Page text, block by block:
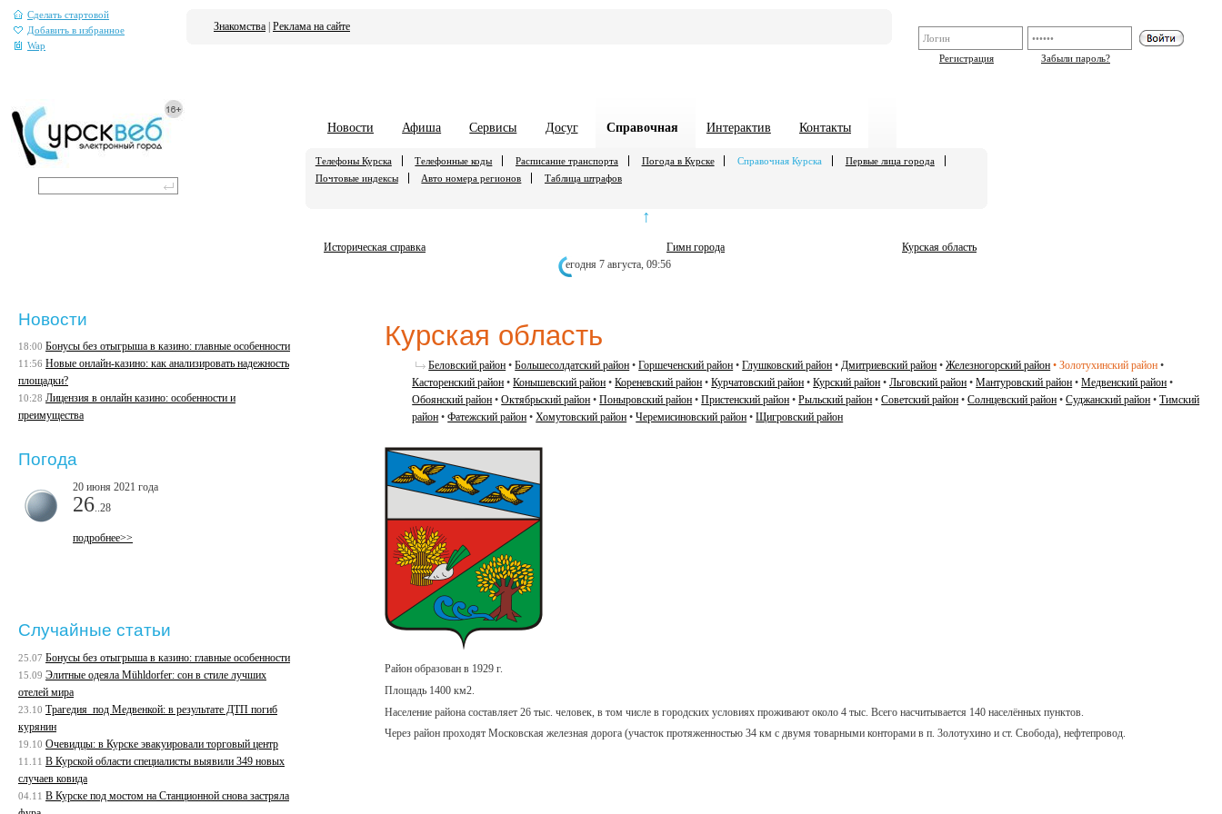
Сделать стартовой
Добавить в избранное
Wap
Регистрация
Забыли пароль?
Знакомства Реклама на сайте
Новости Афиша Сервисы Досуг Справочная Интерактив Контакты
Телефоны Курска Телефонные коды Расписание транспорта Погода в Курске Справочная Курска
Первые лица города
Почтовые индексы
Авто номера регионов Таблица штрафов
↑
Историческая справка Гимн города
Курская область
егодня 7 августа, 09:56
Курская область
Беловский район •Большесолдатский район •Горшеченский район •Глушковский район •Дмитриевский район •Железногорский район • Золотухинский район •
Касторенский район •Конышевский район •Кореневский район •Курчатовский район •Курский район •Льговский район •Мантуровский район •Медвенский район •
Обоянский район •Октябрьский район •Поныровский район •Пристенский район •Рыльский район •Советский район •Солнцевский район •Суджанский район •Тимский
район •Фатежский район •Хомутовский район •Черемисиновский район •Щигровский район
Район образован в 1929 г.
Площадь 1400 км2.
Население района составляет 26 тыс. человек, в том числе в городских условиях проживают около 4 тыс. Всего насчитывается 140 населённых пунктов.
Через район проходят Московская железная дорога (участок протяженностью 34 км с двумя товарными конторами в п. 3олотухино и ст. Свобода), нефтепровод.
Новости
18:00 Бонусы без отыгрыша в казино: главные особенности
11:56 Новые онлайн-казино: как анализировать надежность
площадки?
10:28 Лицензия в онлайн казино: особенности и
преимущества
Погода
20 июня 2021 года
26 ..28
подробнее>>
Случайные статьи
25.07 Бонусы без отыгрыша в казино: главные особенности
15.09 Элитные одеяла Mühldorfer: сон в стиле лучших
отелей мира
23.10 Трагедия под Медвенкой: в результате ДТП погиб
курянин
19.10 Очевидцы: в Курске эвакуировали торговый центр
11.11 В Курской области специалисты выявили 349 новых
случаев ковида
04.11 В Курске под мостом на Станционной снова застряла